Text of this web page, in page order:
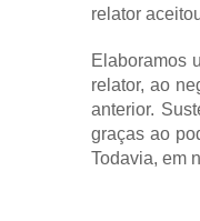
relator
Elaboramos
relator, ao
anterior.
graças ao
Todavia, em